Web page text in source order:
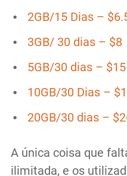
2GB/15 Dias –
3GB/ 30 dias – $8
5GB/30 dias – $15
10GB/30 Dias –
20GB/30 dias –
A única coisa que
ilimitada, e os